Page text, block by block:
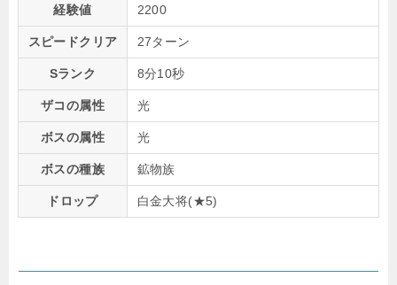
経験値 2200
スピードクリア 27ターン
Sランク 8分10秒
ザコの属性 光
ボスの属性 光
ボスの種族 鉱物族
ドロップ 白金大将(★5)